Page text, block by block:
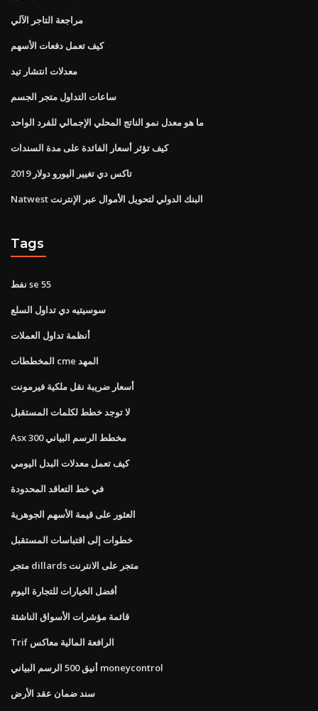
مراجعة التاجر الآلي
كيف تعمل دفعات الأسهم
معدلات انتشار تيد
ساعات التداول متجر الجسم
ما هو معدل نمو الناتج المحلي الإجمالي للفرد الواحد
كيف تؤثر أسعار الفائدة على مدة السندات
تاكس دي تغيير اليورو دولار 2019
Natwest البنك الدولي لتحويل الأموال عبر الإنترنت
Tags
نفط se 55
سوسيتيه دي تداول السلع
أنظمة تداول العملات
المخططات cme المهد
أسعار ضريبة نقل ملكية فيرمونت
لا توجد خطط لكلمات المستقبل
Asx 300 مخطط الرسم البياني
كيف تعمل معدلات البدل اليومي
في خط التعاقد المحدودة
العثور على قيمة الأسهم الجوهرية
خطوات إلى اقتباسات المستقبل
متجر dillards متجر على الانترنت
أفضل الخيارات للتجارة اليوم
قائمة مؤشرات الأسواق الناشئة
Trif الرافعة المالية معاكس
أنيق 500 الرسم البياني moneycontrol
سند ضمان عقد الأرض